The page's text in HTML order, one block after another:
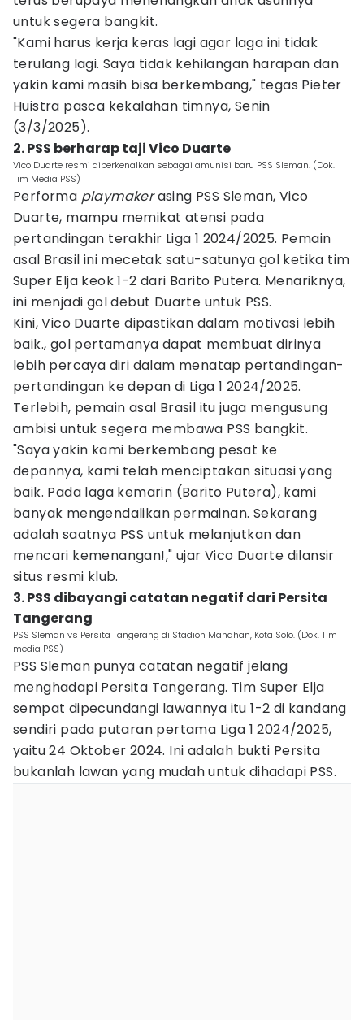
untuk segera bangkit.
"Kami harus kerja keras lagi agar laga ini tidak
terulang lagi. Saya tidak kehilangan harapan dan
yakin kami masih bisa berkembang," tegas Pieter
Huistra pasca kekalahan timnya, Senin
(3/3/2025).
2. PSS berharap taji Vico Duarte
Vico Duarte resmi diperkenalkan sebagai amunisi baru PSS Sleman. (Dok.
Tim Media PSS)
Performa playmakerasing PSS Sleman, Vico
Duarte, mampu memikat atensi pada
pertandingan terakhir Liga 1 2024/2025. Pemain
asal Brasil ini mecetak satu-satunya gol ketika tim
Super Elja keok 1-2 dari Barito Putera. Menariknya,
ini menjadi gol debut Duarte untuk PSS.
Kini, Vico Duarte dipastikan dalam motivasi lebih
baik., gol pertamanya dapat membuat dirinya
lebih percaya diri dalam menatap pertandingan-
pertandingan ke depan di Liga 1 2024/2025.
Terlebih, pemain asal Brasil itu juga mengusung
ambisi untuk segera membawa PSS bangkit.
"Saya yakin kami berkembang pesat ke
depannya, kami telah menciptakan situasi yang
baik. Pada laga kemarin (Barito Putera), kami
banyak mengendalikan permainan. Sekarang
adalah saatnya PSS untuk melanjutkan dan
mencari kemenangan!," ujar Vico Duarte dilansir
situs resmi klub.
3. PSS dibayangi catatan negatif dari Persita
Tangerang
PSS Sleman vs Persita Tangerang di Stadion Manahan, Kota Solo. (Dok. Tim
media PSS)
PSS Sleman punya catatan negatif jelang
menghadapi Persita Tangerang. Tim Super Elja
sempat dipecundangi lawannya itu 1-2 di kandang
sendiri pada putaran pertama Liga 1 2024/2025,
yaitu 24 Oktober 2024. Ini adalah bukti Persita
bukanlah lawan yang mudah untuk dihadapi PSS.